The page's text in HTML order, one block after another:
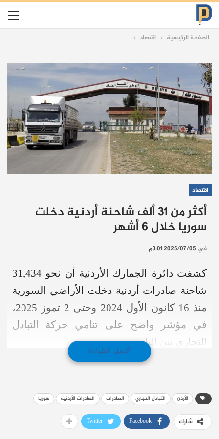
الصفحة الرئيسية اقتصاد
اقتصاد
أكثر من 31 ألف شاحنة أردنية دخلت
سوريا خلال 6 أشهر
في 2025/07/05 3:01م
كشفت دائرة الجمارك الأردنية أن نحو 31,434
شاحنة صادرات أردنية دخلت الأراضي السورية
منذ 16 كانون الأول 2024 وحتى 2 تموز 2025،
في مؤشر واضح على تنامي حركة التبادل
التجاري بين البلدين.
وتصدّر القطاع الإنشائي قائمة الصادرات الأكثر
محمّلة بمواد بناء ومستلزمات أعمال إنشائية،
16,811 شاحنة.
أكمل القراءة
الأردن التبادل التجاري الصادرات الصادرات الأردنية سوريا
شارك Facebook
Twitter